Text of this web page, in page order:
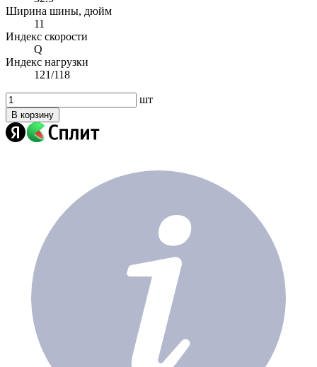
Ширина шины, дюйм
11
Индекс скорости
Q
Индекс нагрузки
121/118
шт
В корзину